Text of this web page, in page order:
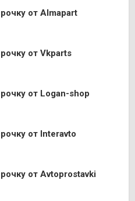
от Almapart
от Vkparts
от Logan-shop
от Interavto
от Avtoprostavki